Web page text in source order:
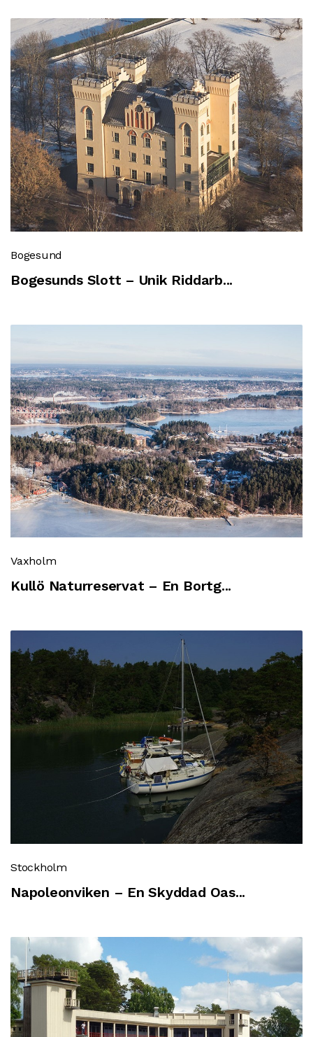
Bogesund
Bogesunds Slott – Unik Riddarb...
Vaxholm
Kullö Naturreservat – En Bortg...
Stockholm
Napoleonviken – En Skyddad Oas...